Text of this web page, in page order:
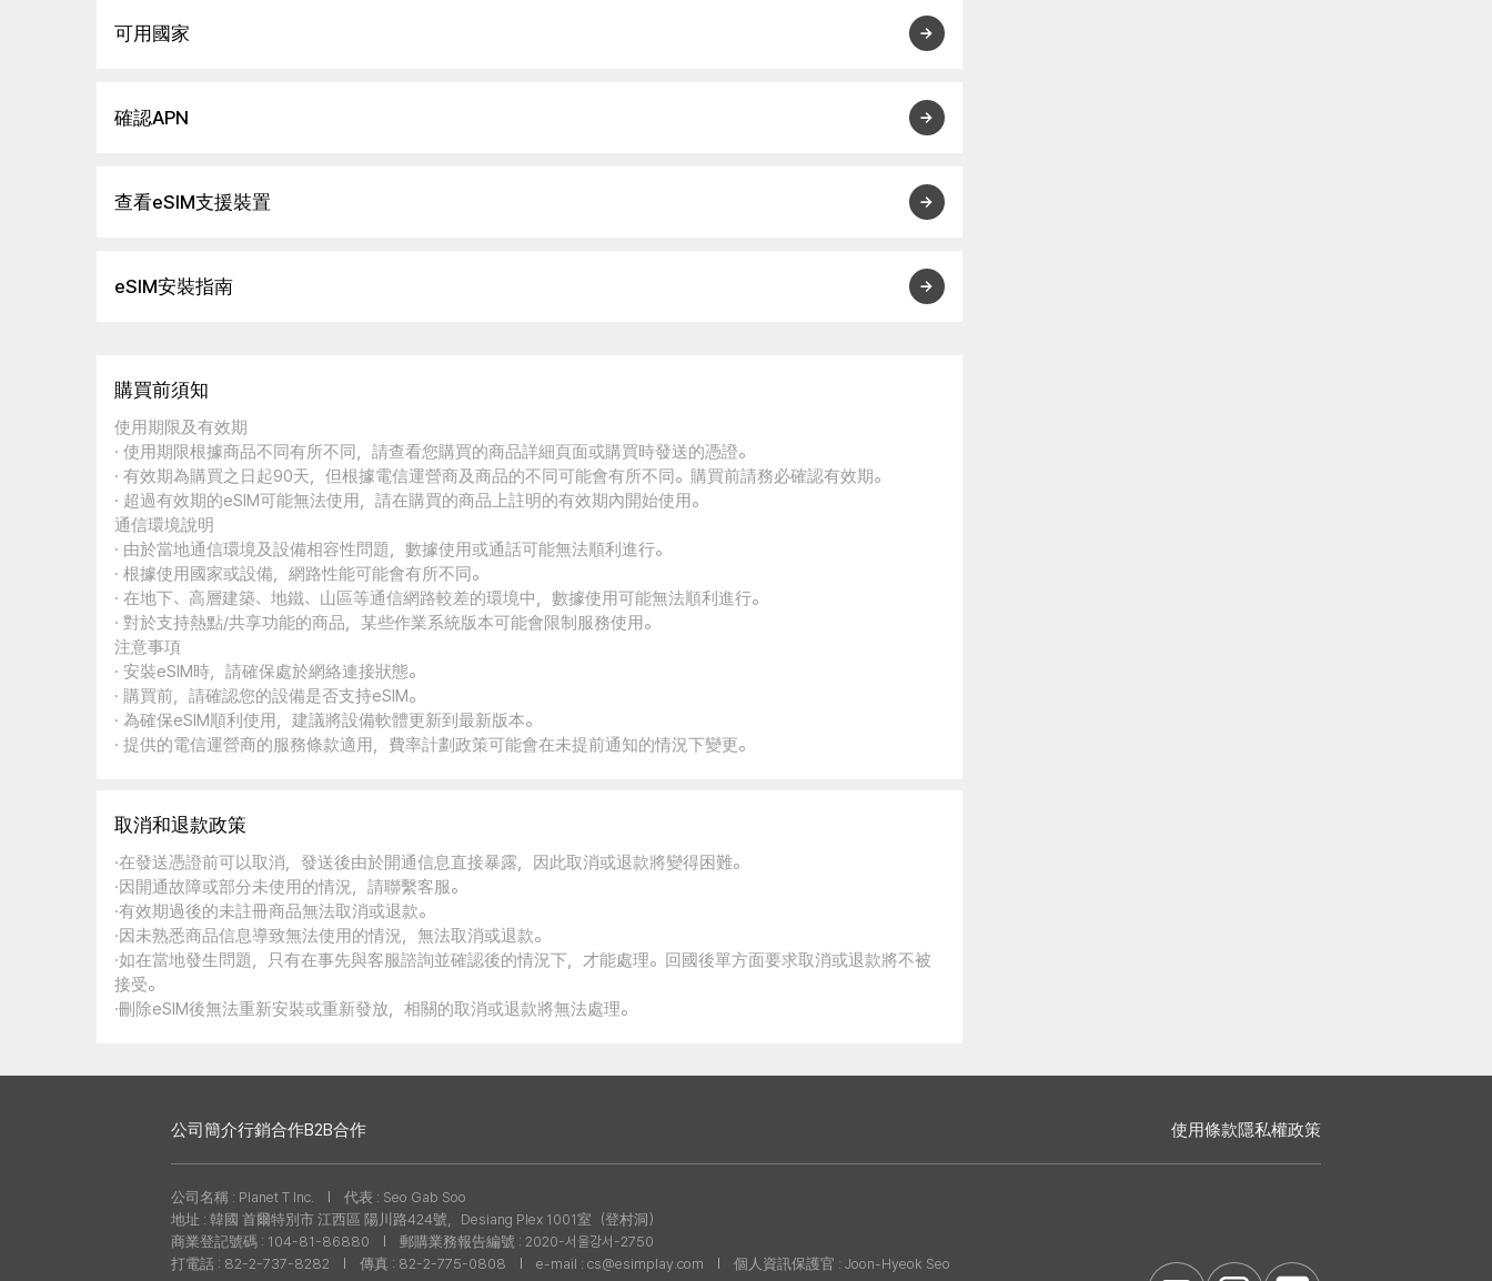
可用國家
確認APN
查看eSIM支援裝置
eSIM安裝指南
購買前須知
使用期限及有效期
· 使用期限根據商品不同有所不同，請查看您購買的商品詳細頁面或購買時發送的憑證。
· 有效期為購買之日起90天，但根據電信運營商及商品的不同可能會有所不同。購買前請務必確認有效期。
· 超過有效期的eSIM可能無法使用，請在購買的商品上註明的有效期內開始使用。
通信環境說明
· 由於當地通信環境及設備相容性問題，數據使用或通話可能無法順利進行。
· 根據使用國家或設備，網路性能可能會有所不同。
· 在地下、高層建築、地鐵、山區等通信網路較差的環境中，數據使用可能無法順利進行。
· 對於支持熱點/共享功能的商品，某些作業系統版本可能會限制服務使用。
注意事項
· 安裝eSIM時，請確保處於網絡連接狀態。
· 購買前，請確認您的設備是否支持eSIM。
· 為確保eSIM順利使用，建議將設備軟體更新到最新版本。
· 提供的電信運營商的服務條款適用，費率計劃政策可能會在未提前通知的情況下變更。
取消和退款政策
·在發送憑證前可以取消，發送後由於開通信息直接暴露，因此取消或退款將變得困難。
·因開通故障或部分未使用的情況，請聯繫客服。
·有效期過後的未註冊商品無法取消或退款。
·因未熟悉商品信息導致無法使用的情況，無法取消或退款。
·如在當地發生問題，只有在事先與客服諮詢並確認後的情況下，才能處理。回國後單方面要求取消或退款將不被
接受。
·刪除eSIM後無法重新安裝或重新發放，相關的取消或退款將無法處理。
公司簡介行銷合作B2B合作 使用條款隱私權政策
公司名稱 : Planet T Inc.
代表 : Seo Gab Soo
地址 : 韓國 首爾特別市 江西區 陽川路424號，Desiang Plex 1001室（登村洞）
商業登記號碼 : 104-81-86880
郵購業務報告編號 : 2020-서울강서-2750
打電話 : 82-2-737-8282
傳真 : 82-2-775-0808 e-mail : cs@esimplay.com 個人資訊保護官 : Joon-Hyeok Seo